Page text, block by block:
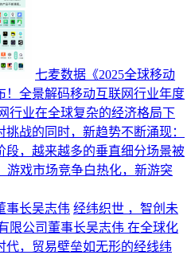
七麦数据《2025全球移动
！全景解码移动互联网行业年度
行业在全球复杂的经济格局下
战的同时，新趋势不断涌现：
段，越来越多的垂直细分场景被
游戏市场竞争白热化，新游突
事长吴志伟 经纬织世 ，智创未
公司董事长吴志伟 在全球化
代，贸易壁垒如无形的经线纬